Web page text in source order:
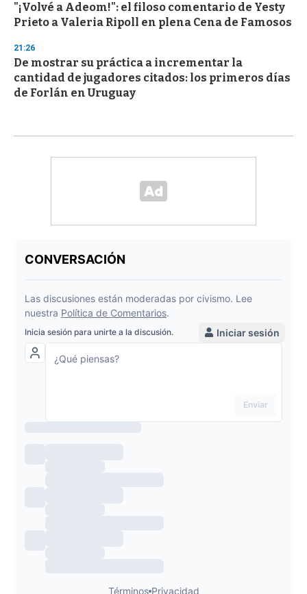
"¡Volvé a Adeom!": el filoso comentario de Yesty
Prieto a Valeria Ripoll en plena Cena de Famosos
21:26
De mostrar su práctica a incrementar la
cantidad de jugadores citados: los primeros días
de Forlán en Uruguay